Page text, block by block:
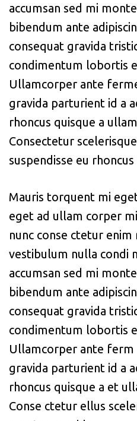
accumsan sed mi
bibendum ante
consequat gravida
condimentum lobortis
Ullamcorper ante
gravida parturient id a
rhoncus quisque a
Consectetur
suspendisse eu rhoncus
Mauris torquent mi
eget ad ullam corper
nunc conse ctetur
vestibulum nulla condi
accumsan sed mi
bibendum ante
consequat gravida
condimentum lobortis
Ullamcorper ante ferm
gravida parturient id a
rhoncus quisque a et
Conse ctetur ellus